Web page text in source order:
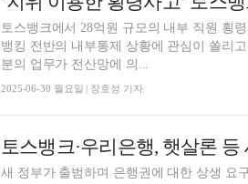
토스뱅크에서 28억원 규모의 내부 직원 횡
뱅킹 전반의 내부통제 상황에 관심이 쏠리고 있다. 인터넷전문은행들은 대면채널
분의 업무가 전산망에 의...
2025-06-30 월요일 | 장호성 기자
새 정부가 출범하며 은행권에 대한 상생 요